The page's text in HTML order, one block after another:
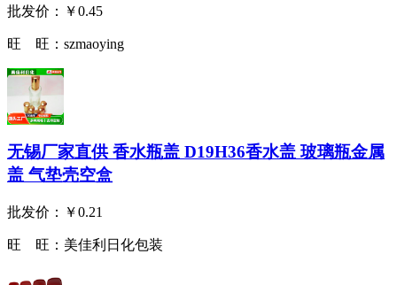
批发价： ￥0.45
旺 旺： szmaoying
无锡厂家直供 香水瓶盖 D19H36香水盖 玻璃瓶金属
盖 气垫壳空盒
批发价： ￥0.21
旺 旺： 美佳利日化包装